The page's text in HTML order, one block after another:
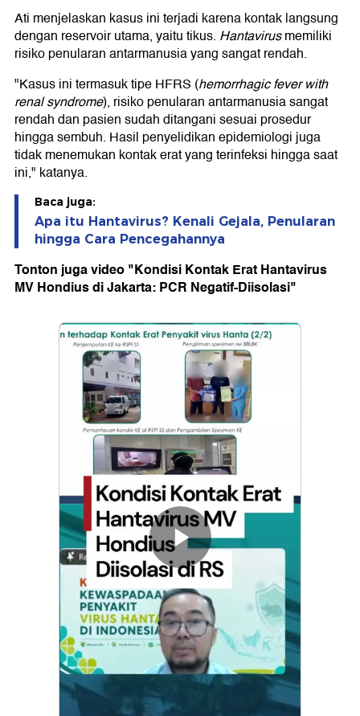
Ati menjelaskan kasus ini terjadi karena kontak langsung
dengan reservoir utama, yaitu tikus. Hantavirusmemiliki
risiko penularan antarmanusia yang sangat rendah.
"Kasus ini termasuk tipe HFRS (hemorrhagic fever with
renal syndrome), risiko penularan antarmanusia sangat
rendah dan pasien sudah ditangani sesuai prosedur
hingga sembuh. Hasil penyelidikan epidemiologi juga
tidak menemukan kontak erat yang terinfeksi hingga saat
ini," katanya.
Baca juga:
Apa itu Hantavirus? Kenali Gejala, Penularan
hingga Cara Pencegahannya
Tonton juga video "Kondisi Kontak Erat Hantavirus
MV Hondius di Jakarta: PCR Negatif-Diisolasi"